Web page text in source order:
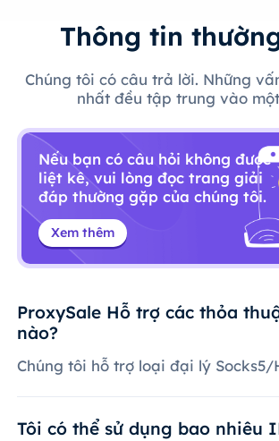
Thông tin
Chúng tôi có câu trả lời. Những
nhất đều tập trung vào
Nếu bạn có câu hỏi không được
liệt kê, vui lòng đọc trang giải
đáp thường gặp của chúng tôi.
Xem thêm
ProxySale Hỗ trợ các thỏa
nào?
Chúng tôi hỗ trợ loại đại lý Socks5/
Tôi có thể sử dụng bao nhiêu